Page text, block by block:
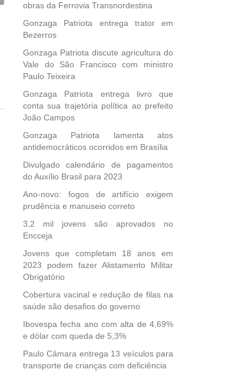
obras da Ferrovia Transnordestina
Gonzaga Patriota entrega trator em
Bezerros
Gonzaga Patriota discute agricultura do
Vale do São Francisco com ministro
Paulo Teixeira
Gonzaga Patriota entrega livro que
conta sua trajetória política ao prefeito
João Campos
Gonzaga Patriota lamenta atos
antidemocráticos ocorridos em Brasília
Divulgado calendário de pagamentos
do Auxílio Brasil para 2023
Ano-novo: fogos de artifício exigem
prudência e manuseio correto
3,2 mil jovens são aprovados no
Encceja
Jovens que completam 18 anos em
2023 podem fazer Alistamento Militar
Obrigatório
Cobertura vacinal e redução de filas na
saúde são desafios do governo
Ibovespa fecha ano com alta de 4,69%
e dólar com queda de 5,3%
Paulo Câmara entrega 13 veículos para
transporte de crianças com deficiência